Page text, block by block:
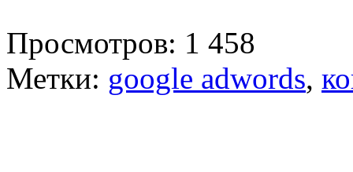
Просмотров: 1 458
Метки: google adwords,